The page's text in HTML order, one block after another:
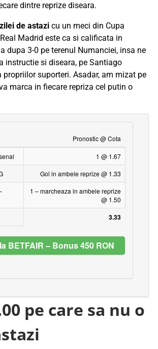
dintre reprize diseara.
de astazi cu un meci din Cupa
Madrid este ca si calificata in
dupa 3-0 pe terenul Numanciei, insa ne
instructie si diseara, pe Santiago
propriilor suporteri. Asadar, am mizat pe
marca in fiecare repriza cel putin o
Pronostic @ Cota
1 @ 1.67
Gol in ambele reprize @ 1.33
1 – marcheaza in ambele reprize
@ 1.50
3.33
BETFAIR – Bonus 450 RON
pe care sa nu o